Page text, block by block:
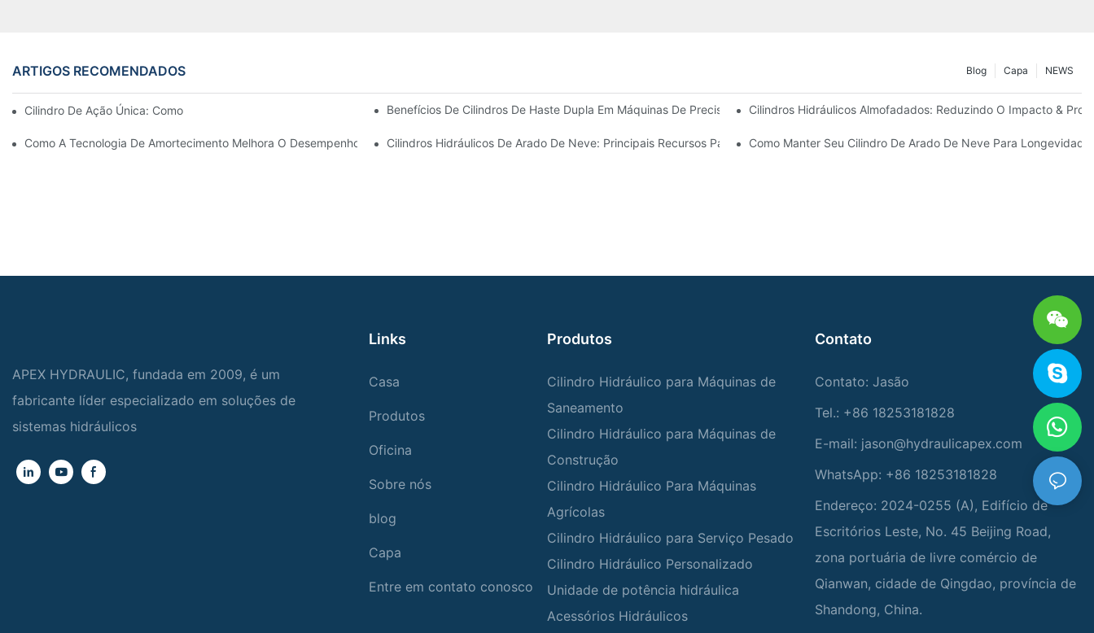
ARTIGOS RECOMENDADOS NEWS
Capa
Blog
Cilindro De Ação Única: Como Funciona & Aplicações Comuns Benefícios De Cilindros De Haste Dupla Em Máquinas De Precisão Cilindros Hidráulicos Almofadados: Reduzindo O Impacto &
Como A Tecnologia De Amortecimento Melhora O Desempenho Do Cilindro HidráulicoCilindros Hidráulicos De Arado De Neve: Principais Recursos Para Condições Duras De InvernoComo Manter Seu Cilindro De Arado De Neve Para Longevidade
APEX HYDRAULIC, fundada em 2009, é um
fabricante líder especializado em soluções de
sistemas hidráulicos
Links
Casa
Produtos
Oficina
Sobre nós
blog
Capa
Entre em contato conosco
Produtos
Cilindro Hidráulico para Máquinas de
Saneamento
Cilindro Hidráulico para Máquinas de
Construção
Cilindro Hidráulico Para Máquinas
Agrícolas
Cilindro Hidráulico para Serviço Pesado
Cilindro Hidráulico Personalizado
Unidade de potência hidráulica
Acessórios Hidráulicos
Contato
Contato: Jasão
Tel.: +86 18253181828
E-mail: jason@hydraulicapex.com
WhatsApp: +86 18253181828
Endereço: 2024-0255 (A), Edifício de
Escritórios Leste, No. 45 Beijing Road,
zona portuária de livre comércio de
Qianwan, cidade de Qingdao, província de
Shandong, China.